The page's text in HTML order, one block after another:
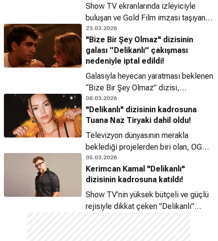
yapımlar ekranlara veda etmeye
hazırlanırken, bazılarının ise sadece
kısa bir mola vereceği açıklandı.
Show TV ekranlarında izleyiciyle
buluşan ve Gold Film imzası taşıyan
"Kızılcık Şerbeti" dizisi, 138.
bölümüyle dördüncü sezonunu
noktalamaya hazırlanıyor. Melis
Civelek ile Zeynep Gür tarafından
kaleme alınan yapım, sezon finalinde
yine hareketli anlara sahne olurken
kadrosunda önemli bir ayrılık
yaşanıyor. Dizide Çimen karakterini
canlandıran Selin Türkmen, sezon
finaliyle birlikte ekipten ayrılıyor.
23.03.2026
"Bize Bir Şey Olmaz" dizisinin
galası “Delikanlı” çakışması
nedeniyle iptal edildi!
Galasıyla heyecan yaratması beklenen
“Bize Bir Şey Olmaz” dizisi,
beklenmedik bir çakışma nedeniyle
seyirciyle buluşmadan önce
gölgelendi.
08.03.2026
"Delikanlı" dizisinin kadrosuna
Tuana Naz Tiryaki dahil oldu!
Televizyon dünyasının merakla
beklediği projelerden biri olan, OGM
Pictures imzalı "Delikanlı" dizisinin
hazırlıkları ve çekimleri tüm hızıyla
devam ediyor.
05.03.2026
Kerimcan Kamal "Delikanlı"
dizisinin kadrosuna katıldı!
Show TV’nin yüksek bütçeli ve güçlü
rejisiyle dikkat çeken "Delikanlı"